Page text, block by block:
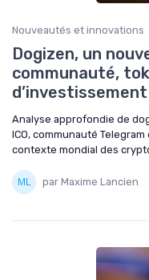
Nouveautés et innovations
Dogizen, un
communauté,
d’investissement
Analyse approfondie de
ICO, communauté
contexte mondial des
par Maxime Lancien